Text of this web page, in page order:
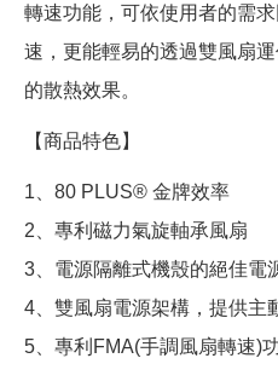
轉速功能，可依使用者的需
速，更能輕易的透過雙風扇
的散熱效果。
【商品特色】
1、80 PLUS® 金牌效率
2、專利磁力氣旋軸承風扇
3、電源隔離式機殼的絕佳電
4、雙風扇電源架構，提供主
5、專利FMA(手調風扇轉速)